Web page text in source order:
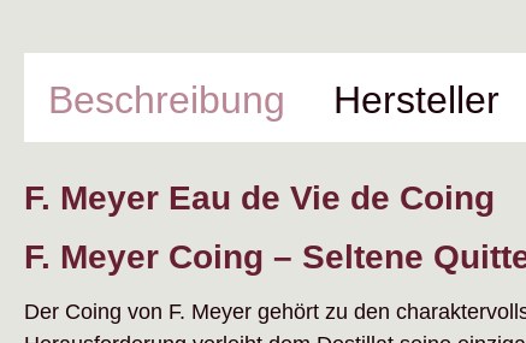
Beschreibung Hersteller
F. Meyer Eau de Vie de Coing
F. Meyer Coing – Seltene
Der Coing von F. Meyer gehört zu den